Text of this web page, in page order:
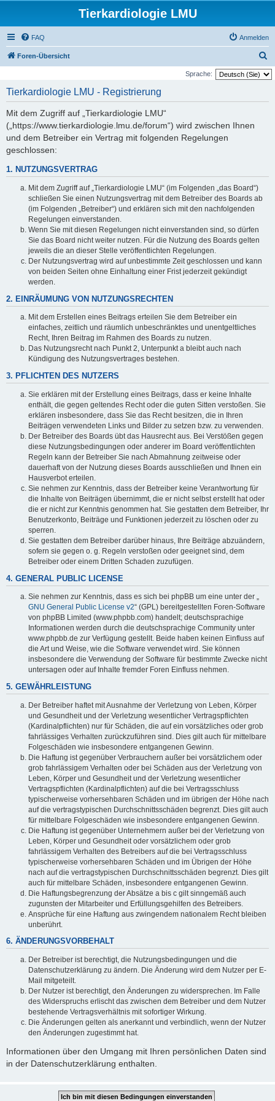
Tierkardiologie LMU
FAQ Anmelden
Foren-Übersicht
u
Sprache:
Tierkardiologie LMU - Registrierung
Mit dem Zugriff auf „Tierkardiologie LMU“
(„https://www.tierkardiologie.lmu.de/forum“) wird zwischen Ihnen
und dem Betreiber ein Vertrag mit folgenden Regelungen
geschlossen:
1. NUTZUNGSVERTRAG
Mit dem Zugriff auf „Tierkardiologie LMU“ (im Folgenden „das Board“)
schließen Sie einen Nutzungsvertrag mit dem Betreiber des Boards ab
(im Folgenden „Betreiber“) und erklären sich mit den nachfolgenden
Regelungen einverstanden.
Wenn Sie mit diesen Regelungen nicht einverstanden sind, so dürfen
Sie das Board nicht weiter nutzen. Für die Nutzung des Boards gelten
jeweils die an dieser Stelle veröffentlichten Regelungen.
Der Nutzungsvertrag wird auf unbestimmte Zeit geschlossen und kann
von beiden Seiten ohne Einhaltung einer Frist jederzeit gekündigt
werden.
2. EINRÄUMUNG VON NUTZUNGSRECHTEN
Mit dem Erstellen eines Beitrags erteilen Sie dem Betreiber ein
einfaches, zeitlich und räumlich unbeschränktes und unentgeltliches
Recht, Ihren Beitrag im Rahmen des Boards zu nutzen.
Das Nutzungsrecht nach Punkt 2, Unterpunkt a bleibt auch nach
Kündigung des Nutzungsvertrages bestehen.
3. PFLICHTEN DES NUTZERS
Sie erklären mit der Erstellung eines Beitrags, dass er keine Inhalte
enthält, die gegen geltendes Recht oder die guten Sitten verstoßen. Sie
erklären insbesondere, dass Sie das Recht besitzen, die in Ihren
Beiträgen verwendeten Links und Bilder zu setzen bzw. zu verwenden.
Der Betreiber des Boards übt das Hausrecht aus. Bei Verstößen gegen
diese Nutzungsbedingungen oder anderer im Board veröffentlichten
Regeln kann der Betreiber Sie nach Abmahnung zeitweise oder
dauerhaft von der Nutzung dieses Boards ausschließen und Ihnen ein
Hausverbot erteilen.
Sie nehmen zur Kenntnis, dass der Betreiber keine Verantwortung für
die Inhalte von Beiträgen übernimmt, die er nicht selbst erstellt hat oder
die er nicht zur Kenntnis genommen hat. Sie gestatten dem Betreiber, Ihr
Benutzerkonto, Beiträge und Funktionen jederzeit zu löschen oder zu
sperren.
Sie gestatten dem Betreiber darüber hinaus, Ihre Beiträge abzuändern,
sofern sie gegen o. g. Regeln verstoßen oder geeignet sind, dem
Betreiber oder einem Dritten Schaden zuzufügen.
4. GENERAL PUBLIC LICENSE
Sie nehmen zur Kenntnis, dass es sich bei phpBB um eine unter der „
GNU General Public License v2“ (GPL) bereitgestellten Foren-Software
von phpBB Limited (www.phpbb.com) handelt; deutschsprachige
Informationen werden durch die deutschsprachige Community unter
www.phpbb.de zur Verfügung gestellt. Beide haben keinen Einfluss auf
die Art und Weise, wie die Software verwendet wird. Sie können
insbesondere die Verwendung der Software für bestimmte Zwecke nicht
untersagen oder auf Inhalte fremder Foren Einfluss nehmen.
5. GEWÄHRLEISTUNG
Der Betreiber haftet mit Ausnahme der Verletzung von Leben, Körper
und Gesundheit und der Verletzung wesentlicher Vertragspflichten
(Kardinalpflichten) nur für Schäden, die auf ein vorsätzliches oder grob
fahrlässiges Verhalten zurückzuführen sind. Dies gilt auch für mittelbare
Folgeschäden wie insbesondere entgangenen Gewinn.
Die Haftung ist gegenüber Verbrauchern außer bei vorsätzlichem oder
grob fahrlässigem Verhalten oder bei Schäden aus der Verletzung von
Leben, Körper und Gesundheit und der Verletzung wesentlicher
Vertragspflichten (Kardinalpflichten) auf die bei Vertragsschluss
typischerweise vorhersehbaren Schäden und im übrigen der Höhe nach
auf die vertragstypischen Durchschnittsschäden begrenzt. Dies gilt auch
für mittelbare Folgeschäden wie insbesondere entgangenen Gewinn.
Die Haftung ist gegenüber Unternehmern außer bei der Verletzung von
Leben, Körper und Gesundheit oder vorsätzlichem oder grob
fahrlässigem Verhalten des Betreibers auf die bei Vertragsschluss
typischerweise vorhersehbaren Schäden und im Übrigen der Höhe
nach auf die vertragstypischen Durchschnittsschäden begrenzt. Dies gilt
auch für mittelbare Schäden, insbesondere entgangenen Gewinn.
Die Haftungsbegrenzung der Absätze a bis c gilt sinngemäß auch
zugunsten der Mitarbeiter und Erfüllungsgehilfen des Betreibers.
Ansprüche für eine Haftung aus zwingendem nationalem Recht bleiben
unberührt.
6. ÄNDERUNGSVORBEHALT
Der Betreiber ist berechtigt, die Nutzungsbedingungen und die
Datenschutzerklärung zu ändern. Die Änderung wird dem Nutzer per E-
Mail mitgeteilt.
Der Nutzer ist berechtigt, den Änderungen zu widersprechen. Im Falle
des Widerspruchs erlischt das zwischen dem Betreiber und dem Nutzer
bestehende Vertragsverhältnis mit sofortiger Wirkung.
Die Änderungen gelten als anerkannt und verbindlich, wenn der Nutzer
den Änderungen zugestimmt hat.
Informationen über den Umgang mit Ihren persönlichen Daten sind
in der Datenschutzerklärung enthalten.